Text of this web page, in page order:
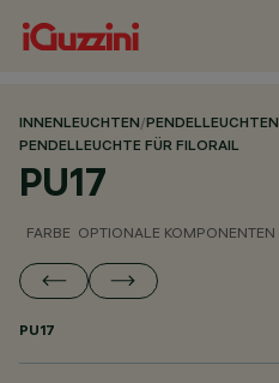
INNENLEUCHTEN/PENDELLEUCHTEN
PENDELLEUCHTE FÜR FILORAIL
PU17
FARBE OPTIONALE KOMPONENTEN
PU17